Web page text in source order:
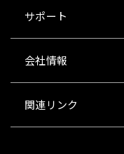
サポート
会社情報
関連リンク